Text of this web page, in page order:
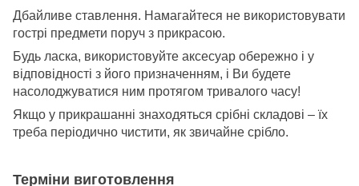
Дбайливе ставлення. Намагайтеся не використовувати
гострі предмети поруч з прикрасою.
Будь ласка, використовуйте аксесуар обережно і у
відповідності з його призначенням, і Ви будете
насолоджуватися ним протягом тривалого часу!
Якщо у прикрашанні знаходяться срібні складові – їх
треба періодично чистити, як звичайне срібло.
Терміни виготовлення